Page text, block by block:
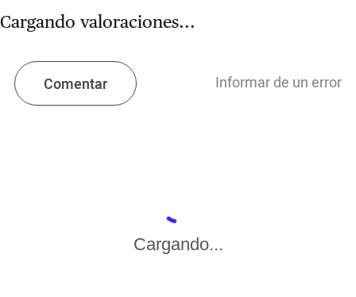
Cargando valoraciones...
Comentar Informar de un error
Cargando...